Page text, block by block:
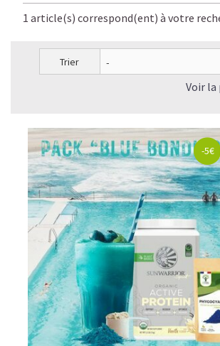
1 article(s) correspond(ent) à votre
Trier
Voir
-5€